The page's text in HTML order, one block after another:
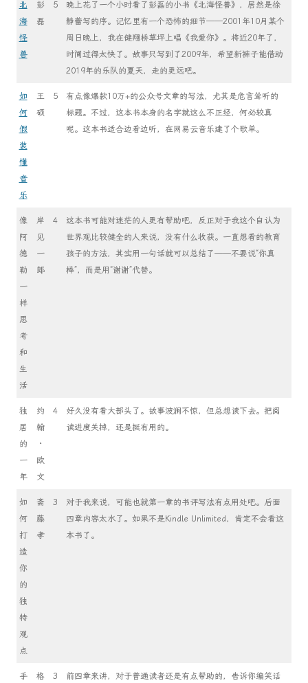
北
海
怪
兽
彭
磊
5
晚上花了一个小时看了彭磊的小书《北海怪兽》，居然是徐
静蕾写的序。记忆里有一个恐怖的细节——2001年10月某个
周日晚上，我在健翔桥草坪上唱《我爱你》。将近20年了，
时间过得太快了。故事只写到了2009年，希望新裤子能借助
2019年的乐队的夏天，走的更远吧。
如
何
假
装
懂
音
乐
王
硕
5
有点像爆款10万+的公众号文章的写法，尤其是危言耸听的
标题。不过，这本书本身的名字就这么不正经，何必较真
呢。这本书适合边看边听，在网易云音乐建了个歌单。
像
阿
德
勒
一
样
思
考
和
生
活
岸
见
一
郎
4
这本书可能对迷茫的人更有帮助吧，反正对于我这个自认为
世界观比较健全的人来说，没有什么收获。一直想看的教育
孩子的方法，其实用一句话就可以总结了——不要说“你真
棒”，而是用“谢谢”代替。
独
居
的
一
年
约
翰
·
欧
文
4
好久没有看大部头了。故事波澜不惊，但总想读下去。把阅
读进度关掉，还是挺有用的。
如
何
打
造
你
的
独
特
观
点
斋
藤
孝
3
对于我来说，可能也就第一章的书评写法有点用处吧。后面
四章内容太水了。如果不是Kindle Unlimited，肯定不会看这
本书了。
手
格
3
前四章来讲，对于普通读者还是有点帮助的，告诉你编笑话